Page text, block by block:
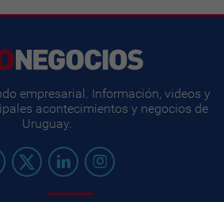
empresarial. Información, videos y
acontecimientos y negocios de
Uruguay.